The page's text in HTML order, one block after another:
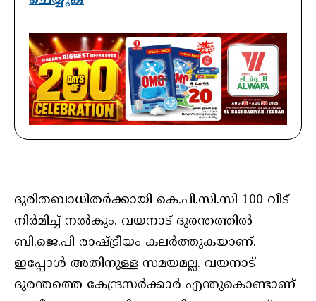
ദുരിതബാധിതർക്കായി കെ.പി.സി.സി 100 വീട്
നിർമിച്ച് നൽകും. വയനാട് ദുരന്തത്തിൽ
ബി.ജെ.പി രാഷ്ട്രീയം കലർത്തുകയാണ്.
ഇപ്പോൾ അതിനുള്ള സമയമല്ല. വയനാട്
ദുരന്തത്തെ കേന്ദ്രസർക്കാർ എന്തുകൊണ്ടാണ്